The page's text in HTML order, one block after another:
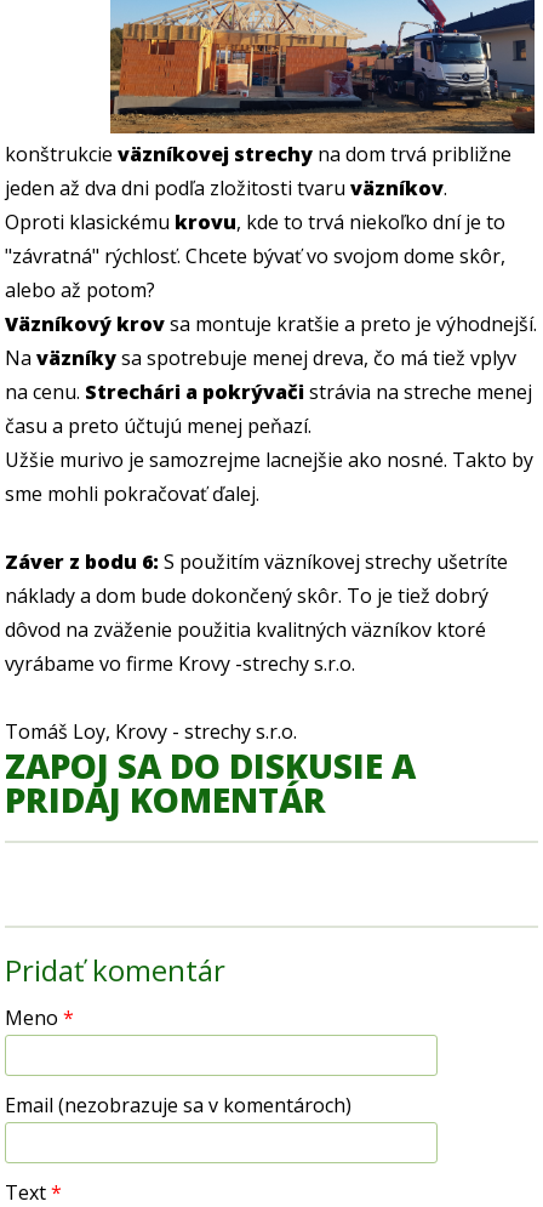
konštrukcieväzníkovej strechy na dom trvá približne
jeden až dva dni podľa zložitosti tvaruväzníkov.
Oproti klasickému krovu, kde to trvá niekoľko dní je to
"závratná" rýchlosť. Chcete bývať vo svojom dome skôr,
alebo až potom?
Väzníkový krovsa montuje kratšie a preto je výhodnejší.
Naväzníkysa spotrebuje menej dreva, čo má tiež vplyv
na cenu. Strechári a pokrývačistrávia na streche menej
času a preto účtujú menej peňazí.
Užšie murivo je samozrejme lacnejšie ako nosné. Takto by
sme mohli pokračovať ďalej.
Záver z bodu 6:S použitím väzníkovej strechy ušetríte
náklady a dom bude dokončený skôr. To je tiež dobrý
dôvod na zväženie použitia kvalitných väzníkov ktoré
vyrábame vo firme Krovy -strechy s.r.o.
Tomáš Loy, Krovy - strechy s.r.o.
ZAPOJ SA DO DISKUSIE A
PRIDAJ KOMENTÁR
Pridať komentár
Meno*
Email (nezobrazuje sa v komentároch)
Text*